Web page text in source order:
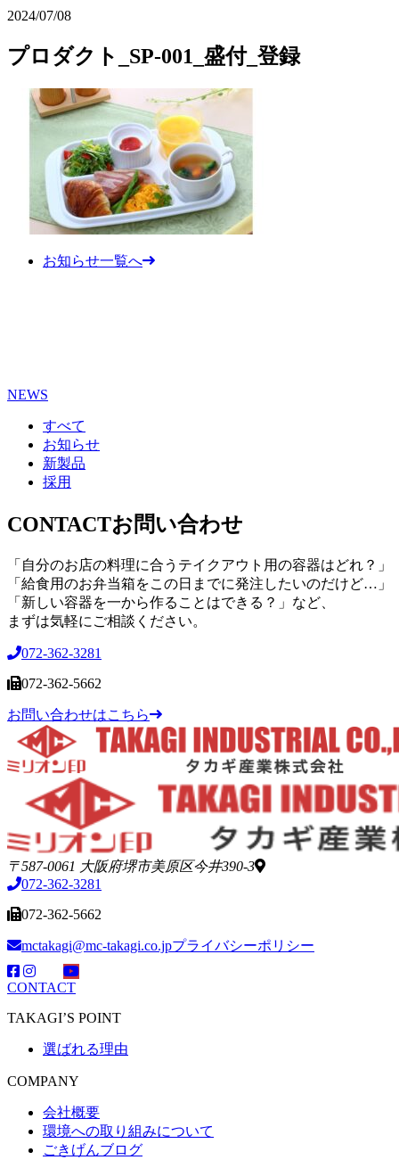
2024/07/08
プロダクト_SP-001_盛付_登録
お知らせ一覧へ
NEWS
すべて
お知らせ
新製品
採用
CONTACTお問い合わせ
「自分のお店の料理に合うテイクアウト用の容器はどれ？」
「給食用のお弁当箱をこの日までに発注したいのだけど…」
「新しい容器を一から作ることはできる？」など、
まずは気軽にご相談ください。
072-362-3281
072-362-5662
お問い合わせはこちら
〒587-0061 大阪府堺市美原区今井390-3
072-362-3281
072-362-5662
mctakagi@mc-takagi.co.jpプライバシーポリシー
CONTACT
TAKAGI’S POINT
選ばれる理由
COMPANY
会社概要
環境への取り組みについて
ごきげんブログ